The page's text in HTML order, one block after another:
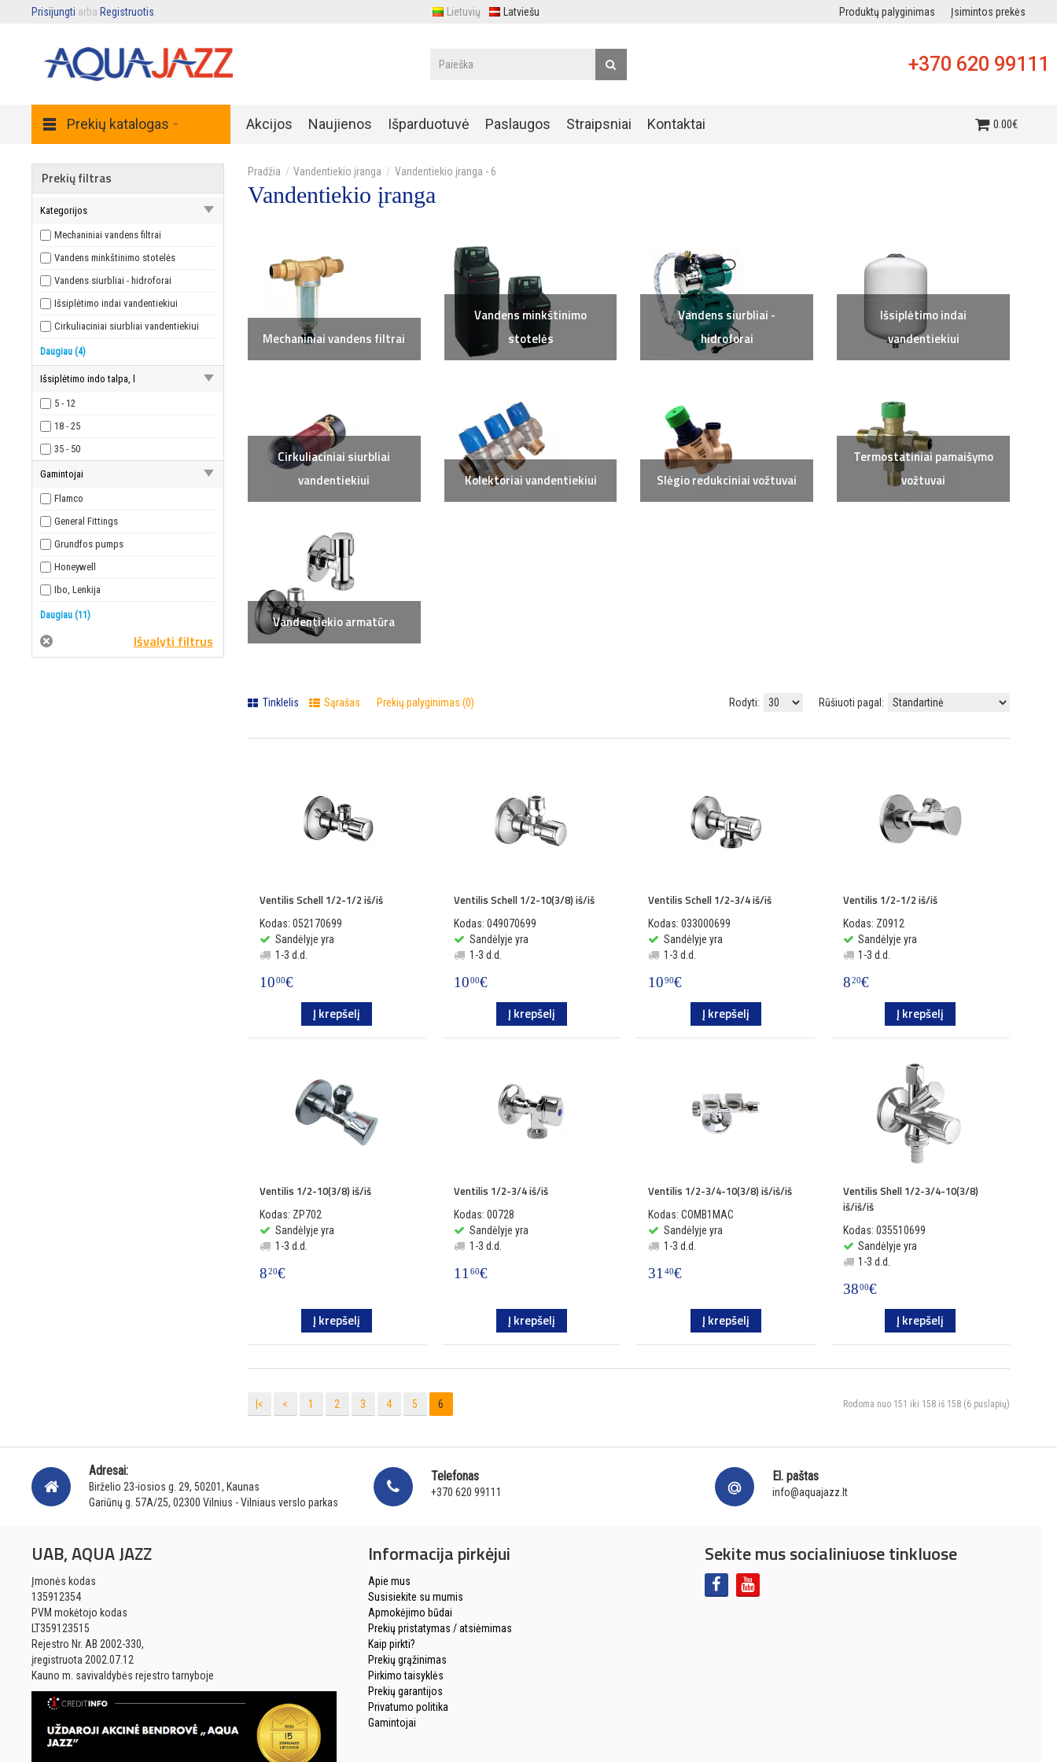
Prisijungti arba Registruotis Lietuvių Latviešu Produktų palyginimas Įsimintos prekės
+370 620 99111
Prekių katalogas Akcijos Naujienos Išparduotuvė Paslaugos Straipsniai Kontaktai 0.00€
Vandentiekio įranga Vandentiekio įranga - 6
Vandentiekio įranga
Mechaniniai vandens filtrai
Vandens minkštinimo
stotelės
Vandens siurbliai -
hidroforai
Išsiplėtimo indai
vandentiekiui
Cirkuliaciniai siurbliai
vandentiekiui
Kolektoriai vandentiekiui Slėgio redukciniai vožtuvai
Termostatiniai pamaišymo
vožtuvai
Vandentiekio armatūra
Tinklelis Sąrašas Prekių palyginimas (0) Rodyti: Rūšiuoti pagal:
Ventilis Schell 1/2-1/2 iš/iš
Kodas: 052170699
Sandėlyje yra
1-3 d.d.
1000€
Į krepšelį
Ventilis Schell 1/2-10(3/8) iš/iš
Kodas: 049070699
Sandėlyje yra
1-3 d.d.
1000€
Į krepšelį
Ventilis Schell 1/2-3/4 iš/iš
Kodas: 033000699
Sandėlyje yra
1-3 d.d.
10 90€
Į krepšelį
Ventilis 1/2-1/2 iš/iš
Kodas: Z0912
Sandėlyje yra
1-3 d.d.
820€
Į krepšelį
Ventilis 1/2-10(3/8) iš/iš
Kodas: ZP702
Sandėlyje yra
1-3 d.d.
820€
Į krepšelį
Ventilis 1/2-3/4 iš/iš
Kodas: 00728
Sandėlyje yra
1-3 d.d.
1160€
Į krepšelį
Ventilis 1/2-3/4-10(3/8) iš/iš/iš
Kodas: COMB1MAC
Sandėlyje yra
1-3 d.d.
31 40€
Į krepšelį
Ventilis Shell 1/2-3/4-10(3/8)
iš/iš/iš
Kodas: 035510699
Sandėlyje yra
1-3 d.d.
3800€
Į krepšelį
|< < 1 2 3 4 5 6 Rodoma nuo 151 iki 158 iš 158 (6 puslapių)
Prekių filtras
Kategorijos
Mechaniniai vandens filtrai
Vandens minkštinimo stotelės
Vandens siurbliai - hidroforai
Išsiplėtimo indai vandentiekiui
Cirkuliaciniai siurbliai vandentiekiui
Kolektoriai vandentiekiui
Slėgio redukciniai vožtuvai
Daugiau (4)
Išsiplėtimo indo talpa, l
5 - 12
18 - 25
35 - 50
Gamintojai
Flamco
General Fittings
Grundfos pumps
Honeywell
Ibo, Lenkija
Keletas gamintojų 3
Manta ecologica
Daugiau (11)
Adresai:
Birželio 23-iosios g. 29, 50201, Kaunas
Gariūnų g. 57A/25, 02300 Vilnius - Vilniaus verslo parkas
Telefonas
+370 620 99111
El. paštas
info@aquajazz.lt
UAB, AQUA JAZZ
Įmonės kodas
135912354
PVM mokėtojo kodas
LT359123515
Rejestro Nr. AB 2002-330,
įregistruota 2002.07.12
Kauno m. savivaldybės rejestro tarnyboje
Informacija pirkėjui
Apie mus
Susisiekite su mumis
Apmokėjimo būdai
Prekių pristatymas / atsiėmimas
Kaip pirkti?
Prekių grąžinimas
Pirkimo taisyklės
Prekių garantijos
Privatumo politika
Gamintojai
Sekite mus socialiniuose tinkluose